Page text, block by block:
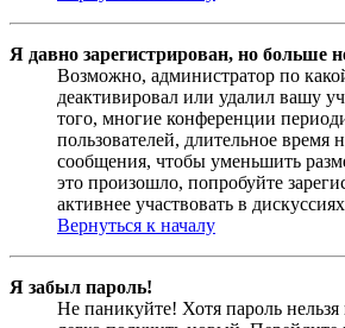
Я давно зарегистрирован, но больше
Возможно, администратор по
деактивировал или удалил вашу
того, многие конференции
пользователей, длительное время
сообщения, чтобы уменьшить
это произошло, попробуйте
активнее участвовать в
Вернуться к началу
Я забыл пароль!
Не паникуйте! Хотя пароль